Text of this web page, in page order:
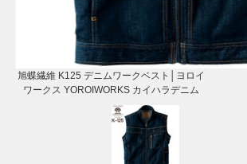
旭蝶繊維 K125 デニムワークベスト│ヨロイ
ワークス YOROIWORKS カイハラデニム